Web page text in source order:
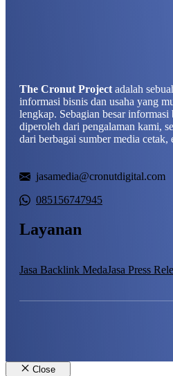
The Cronut Project adalah
informasi bisnis dan usaha yang
lengkap. Sebagian besar
diperoleh dari pengalaman kami,
dari berbagai sumber media
jasamedia@cronutdigital.com
085156747945
Layanan
Jasa Backlink MedaJasa Press
Close